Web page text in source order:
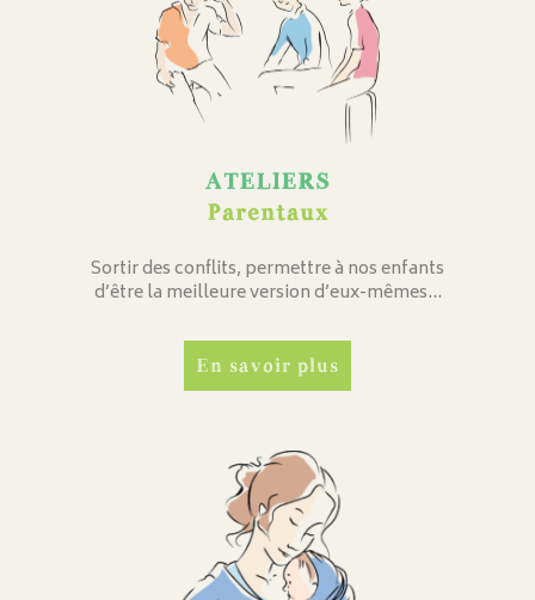
ATELIERS
Parentaux
Sortir des conflits, permettre à nos enfants
d’être la meilleure version d’eux-mêmes…
En savoir plus